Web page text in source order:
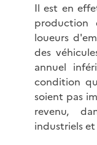
Il est en
production
loueurs
des
annuel
condition
soient pas
revenu,
industriels